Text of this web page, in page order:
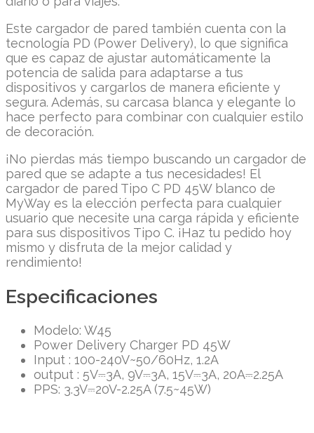
Este cargador de pared también cuenta con la
tecnología PD (Power Delivery), lo que significa
que es capaz de ajustar automáticamente la
potencia de salida para adaptarse a tus
dispositivos y cargarlos de manera eficiente y
segura. Además, su carcasa blanca y elegante lo
hace perfecto para combinar con cualquier estilo
de decoración.
¡No pierdas más tiempo buscando un cargador de
pared que se adapte a tus necesidades! El
cargador de pared Tipo C PD 45W blanco de
MyWay es la elección perfecta para cualquier
usuario que necesite una carga rápida y eficiente
para sus dispositivos Tipo C. ¡Haz tu pedido hoy
mismo y disfruta de la mejor calidad y
rendimiento!
Especificaciones
Modelo: W45
Power Delivery Charger PD 45W
Input : 100-240V~50/60Hz, 1.2A
output : 5V⎓3A, 9V⎓3A, 15V⎓3A, 20A⎓2.25A
PPS: 3.3V⎓20V-2.25A (7.5~45W)